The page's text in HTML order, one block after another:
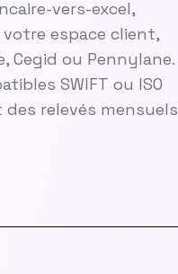
vers-excel,
espace client,
Cegid ou Pennylane.
SWIFT ou ISO
relevés mensuels